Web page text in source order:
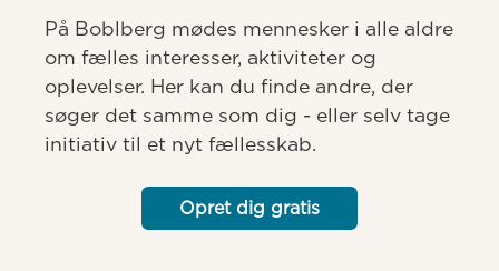
På Boblberg mødes mennesker i alle aldre
om fælles interesser, aktiviteter og
oplevelser. Her kan du finde andre, der
søger det samme som dig - eller selv tage
initiativ til et nyt fællesskab.
Opret dig gratis